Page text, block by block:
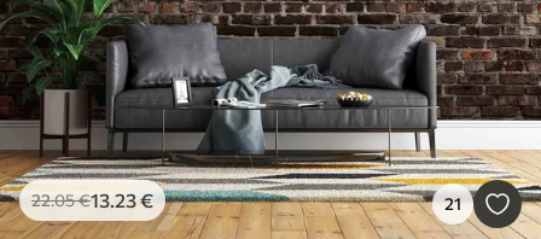
22.05€13.23€ 21